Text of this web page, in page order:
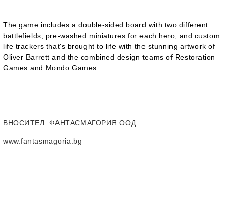
The game includes a double-sided board with two different
battlefields, pre-washed miniatures for each hero, and custom
life trackers that's brought to life with the stunning artwork of
Oliver Barrett and the combined design teams of Restoration
Games and Mondo Games.
ВНОСИТЕЛ: ФАНТАСМАГОРИЯ ООД
www.fantasmagoria.bg